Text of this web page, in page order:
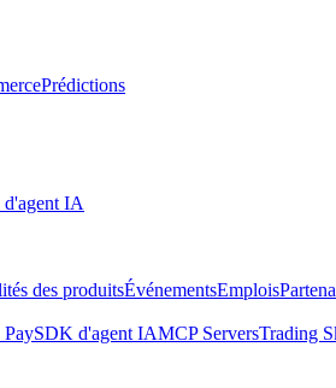
Prédictions
IA
des produitsÉvénementsEmplois
SDK d'agent IAMCP ServersTrading